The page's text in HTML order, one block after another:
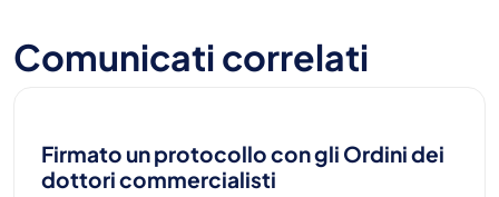
Comunicati correlati
Firmato un protocollo con gli Ordini dei
dottori commercialisti